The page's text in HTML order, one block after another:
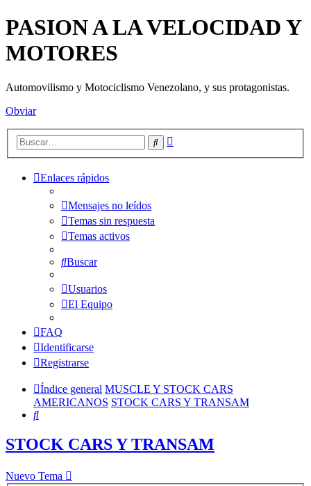
PASION A LA VELOCIDAD Y
MOTORES
Automovilismo y Motociclismo Venezolano, y sus protagonistas.
Obviar
Buscar
Enlaces rápidos
Mensajes no leídos
Temas sin respuesta
Temas activos
Buscar
Usuarios
El Equipo
FAQ
Identificarse
Registrarse
Índice general MUSCLE Y STOCK CARS
AMERICANOS STOCK CARS Y TRANSAM
Buscar
STOCK CARS Y TRANSAM
Nuevo Tema